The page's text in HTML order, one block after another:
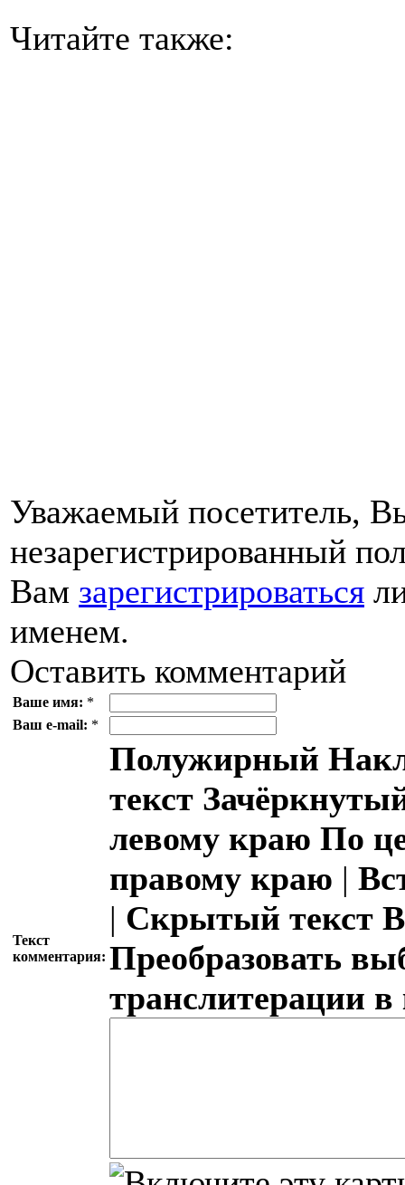
Читайте также:
Уважаемый посетитель,
незарегистрированный
Вам зарегистрироваться
именем.
Оставить комментарий
Ваше имя: *
Ваш e-mail: *
Текст
комментария:
Полужирный
текст
левому краю По
правому краю |
| Скрытый текст
Преобразовать
транслитерации